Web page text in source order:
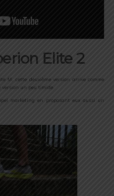
Elite 2
M, cette deuxième version arrive comme
version un peu timide.
marketing en proposant eux aussi un